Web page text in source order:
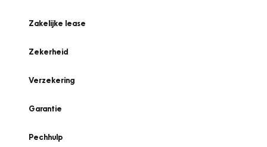
Zakelijke lease
Zekerheid
Verzekering
Garantie
Pechhulp